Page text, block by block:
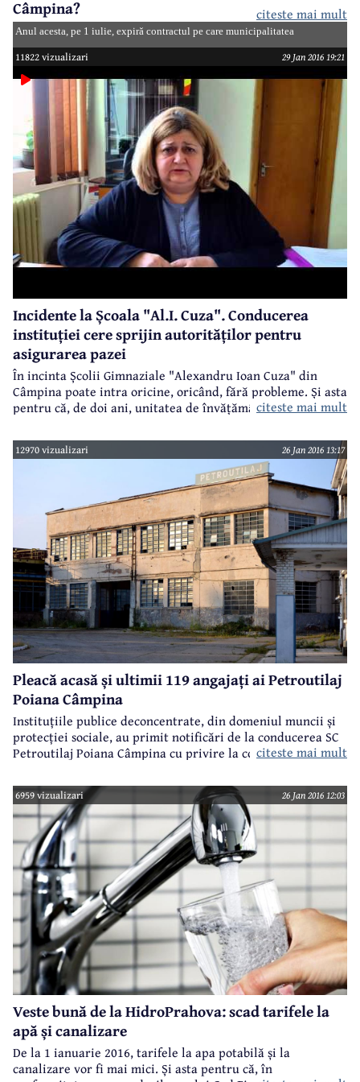
Câmpina?
Anul acesta, pe 1 iulie, expiră contractul pe care municipalitatea
câmpineană l-a încheiat cu firma Gercom Business pentru administrarea
bazinului de înot didactic. Ce se va întâmpla mai departe? Nu se știe,
deocamdată. Administraţia locală are trei soluții la dispoziție și în câteva
luni va trebui să decidă cine și cum se va ocupa de bazinul de înot.
citeste mai mult
11822 vizualizari 29 Jan 2016 19:21
Incidente la Școala "Al.I. Cuza". Conducerea
instituției cere sprijin autorităților pentru
asigurarea pazei
În incinta Școlii Gimnaziale "Alexandru Ioan Cuza" din
Câmpina poate intra oricine, oricând, fără probleme. Și asta
pentru că, de doi ani, unitatea de învățământ nu mai este
necesari pentru plata unui agent de pază. Există 32 de
camere video, toate funcționale, dar nu este suficient.
Pentru că, în ultima vreme, la această școală au avut loc
mai multe incidente, conducerea unității a cerut ajutorul
administrației locale.
citeste mai mult
12970 vizualizari 26 Jan 2016 13:17
Pleacă acasă și ultimii 119 angajați ai Petroutilaj
Poiana Câmpina
Instituțiile publice deconcentrate, din domeniul muncii și
protecției sociale, au primit notificări de la conducerea SC
Petroutilaj Poiana Câmpina cu privire la concedierea
Practic, aceștia sunt ultimii angajați ai societății, cei de la
Secția de Material Rulant, cunoscută sub denumirea de
Pompe Prahova. Oamenii vor intra în șomaj, iar apoi... cum
le va fi norocul.
citeste mai mult
6959 vizualizari 26 Jan 2016 12:03
Veste bună de la HidroPrahova: scad tarifele la
apă și canalizare
De la 1 ianuarie 2016, tarifele la apa potabilă și la
canalizare vor fi mai mici. Și asta pentru că, în